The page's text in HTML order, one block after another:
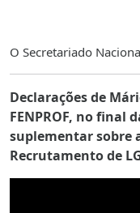
O Secretariado
Declarações de
FENPROF, no final
suplementar sobre
Recrutamento de